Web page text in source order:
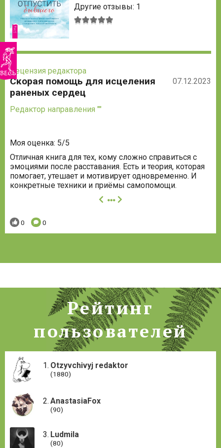
Другие отзывы: 1
Рецензия редактора
Скорая помощь для исцеления
раненых сердец
07.12.2023
Редактор направления ""
Моя оценка: 5/5
Отличная книга для тех, кому сложно справиться с
эмоциями после расставания. Есть и теория, которая
помогает, утешает и мотивирует одновременно. И
конкретные техники и приёмы самопомощи.
далее
Понравилось:
0 Комментариев:
0
Рейтинг
пользователей
Otzyvchivyj redaktor
(1880)
AnastasiaFox
(90)
Ludmila
(80)